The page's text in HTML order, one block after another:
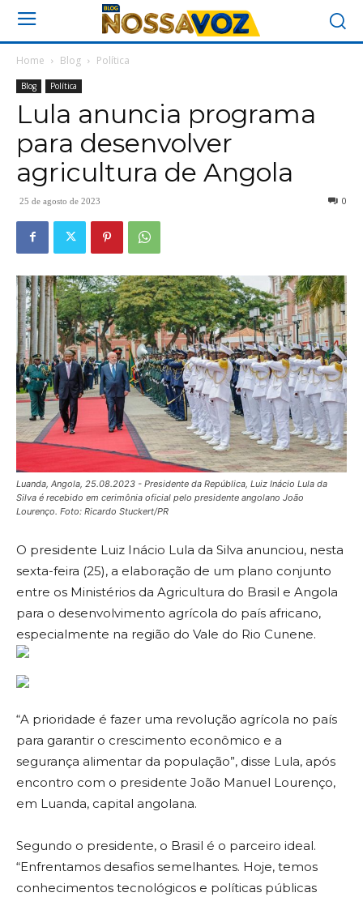
Home Blog Política
Blog Política
Lula anuncia programa
para desenvolver
agricultura de Angola
25 de agosto de 2023 0
Luanda, Angola, 25.08.2023 - Presidente da República, Luiz Inácio Lula da
Silva é recebido em cerimônia oficial pelo presidente angolano João
Lourenço. Foto: Ricardo Stuckert/PR
O presidente Luiz Inácio Lula da Silva anunciou, nesta
sexta-feira (25), a elaboração de um plano conjunto
entre os Ministérios da Agricultura do Brasil e Angola
para o desenvolvimento agrícola do país africano,
especialmente na região do Vale do Rio Cunene.
“A prioridade é fazer uma revolução agrícola no país
para garantir o crescimento econômico e a
segurança alimentar da população”, disse Lula, após
encontro com o presidente João Manuel Lourenço,
em Luanda, capital angolana.
Segundo o presidente, o Brasil é o parceiro ideal.
“Enfrentamos desafios semelhantes. Hoje, temos
conhecimentos tecnológicos e políticas públicas